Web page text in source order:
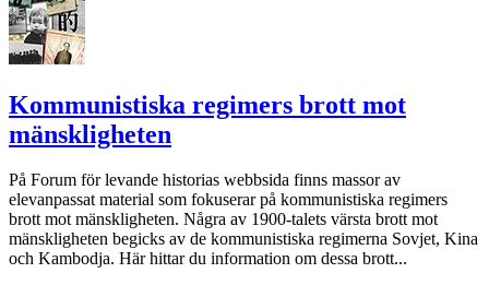
Kommunistiska regimers brott mot
mänskligheten
På Forum för levande historias webbsida finns massor av
elevanpassat material som fokuserar på kommunistiska regimers
brott mot mänskligheten. Några av 1900-talets värsta brott mot
mänskligheten begicks av de kommunistiska regimerna Sovjet, Kina
och Kambodja. Här hittar du information om dessa brott...